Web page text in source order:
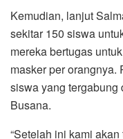
Kemudian, lanjut
sekitar 150 siswa
mereka bertugas
masker per orangnya.
siswa yang tergabung
Busana.
“Setelah ini kami